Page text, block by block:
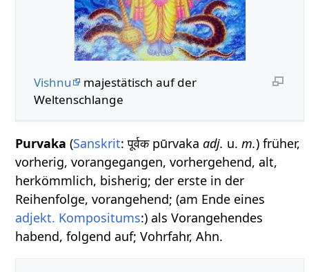
Vishnu
majestätisch auf der
Weltenschlange
Purvaka (Sanskrit: पूर्वक pūrvakaadj. u.m.) früher,
vorherig, vorangegangen, vorhergehend, alt,
herkömmlich, bisherig; der erste in der
Reihenfolge, vorangehend; (am Ende eines
adjekt. Kompositums:) als Vorangehendes
habend, folgend auf; Vohrfahr, Ahn.